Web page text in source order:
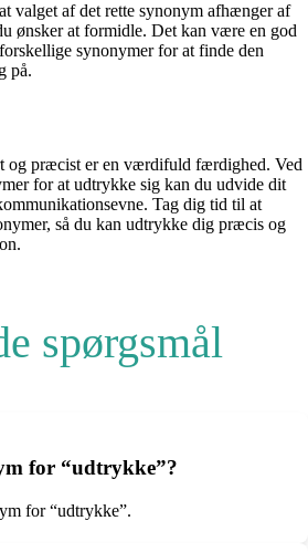
valget af det rette synonym afhænger af
ønsker at formidle. Det kan være en god
synonymer for at finde den
på.
og præcist er en værdifuld færdighed. Ved
for at udtrykke sig kan du udvide dit
Tag dig tid til at
så du kan udtrykke dig præcis og
spørgsmål
for “udtrykke”?
for “udtrykke”.